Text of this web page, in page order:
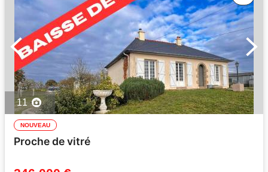
11
NOUVEAU
Proche de vitré